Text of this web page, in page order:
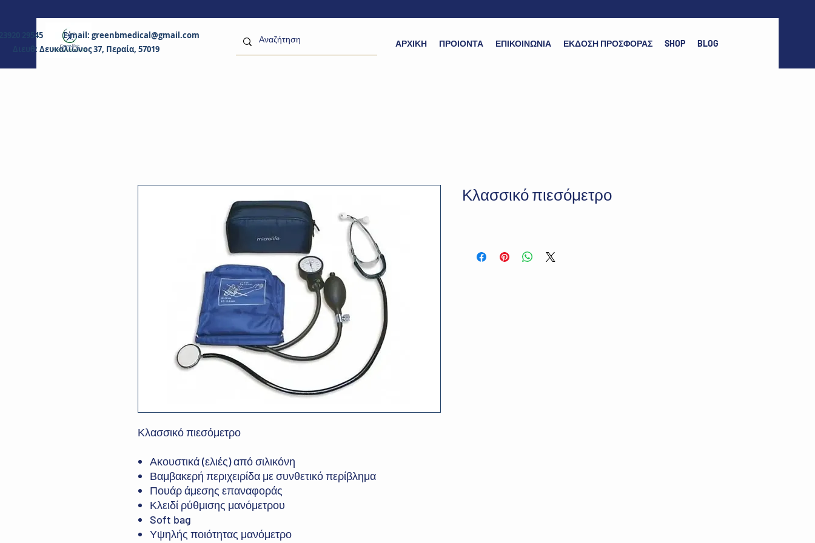
23920 29545 E-mail: greenbmedical@gmail.com
Διευθ: Δευκαλίωνος 37, Περαία, 57019
ΑΡΧΙΚΗ ΠΡΟΙΟΝΤΑ ΕΠΙΚΟΙΝΩΝΙΑ ΕΚΔΟΣΗ ΠΡΟΣΦΟΡΑΣ SHOP BLOG
Κλασσικό πιεσόμετρο
Ακουστικά (ελιές) από σιλικόνη
Βαμβακερή περιχειρίδα με συνθετικό περίβλημα
Πουάρ άμεσης επαναφοράς
Κλειδί ρύθμισης μανόμετρου
Soft bag
Υψηλής ποιότητας μανόμετρο
Κλασσικό πιεσόμετρο